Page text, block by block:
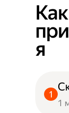
я
1